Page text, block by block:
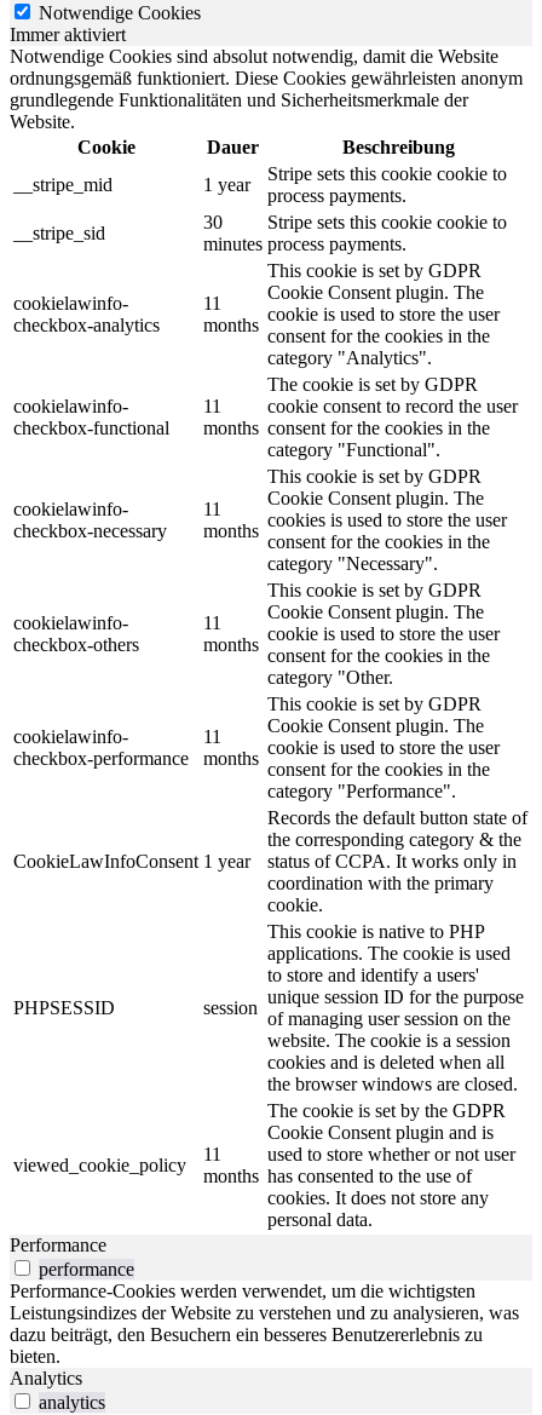
Notwendige Cookies
Immer aktiviert
Notwendige Cookies sind absolut notwendig, damit die Website
ordnungsgemäß funktioniert. Diese Cookies gewährleisten anonym
grundlegende Funktionalitäten und Sicherheitsmerkmale der
Website.
Cookie
Dauer
Beschreibung
__stripe_mid
1 year
Stripe sets this cookie cookie to
process payments.
__stripe_sid
30
minutes
Stripe sets this cookie cookie to
process payments.
cookielawinfo-
checkbox-analytics
11
months
This cookie is set by GDPR
Cookie Consent plugin. The
cookie is used to store the user
consent for the cookies in the
category "Analytics".
cookielawinfo-
checkbox-functional
11
months
The cookie is set by GDPR
cookie consent to record the user
consent for the cookies in the
category "Functional".
cookielawinfo-
checkbox-necessary
11
months
This cookie is set by GDPR
Cookie Consent plugin. The
cookies is used to store the user
consent for the cookies in the
category "Necessary".
cookielawinfo-
checkbox-others
11
months
This cookie is set by GDPR
Cookie Consent plugin. The
cookie is used to store the user
consent for the cookies in the
category "Other.
cookielawinfo-
checkbox-performance
11
months
This cookie is set by GDPR
Cookie Consent plugin. The
cookie is used to store the user
consent for the cookies in the
category "Performance".
CookieLawInfoConsent 1 year
Records the default button state of
the corresponding category & the
status of CCPA. It works only in
coordination with the primary
cookie.
PHPSESSID session
This cookie is native to PHP
applications. The cookie is used
to store and identify a users'
unique session ID for the purpose
of managing user session on the
website. The cookie is a session
cookies and is deleted when all
the browser windows are closed.
viewed_cookie_policy
11
months
The cookie is set by the GDPR
Cookie Consent plugin and is
used to store whether or not user
has consented to the use of
cookies. It does not store any
personal data.
Performance
performance
Performance-Cookies werden verwendet, um die wichtigsten
Leistungsindizes der Website zu verstehen und zu analysieren, was
dazu beiträgt, den Besuchern ein besseres Benutzererlebnis zu
bieten.
Analytics
analytics